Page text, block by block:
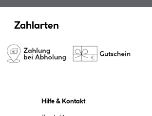
Zahlarten
Hilfe & Kontakt